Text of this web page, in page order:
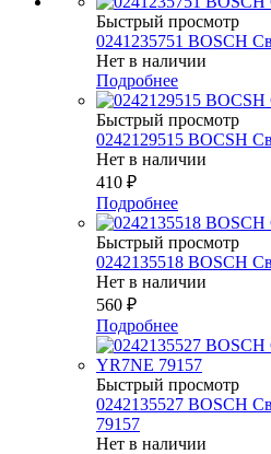
Быстрый просмотр
0241235751 BOSCH
Нет в наличии
Подробнее
Быстрый просмотр
0242129515 BOCSH
Нет в наличии
410 ₽
Подробнее
Быстрый просмотр
0242135518 BOSCH
Нет в наличии
560 ₽
Подробнее
Быстрый просмотр
0242135527 BOSСH
79157
Нет в наличии